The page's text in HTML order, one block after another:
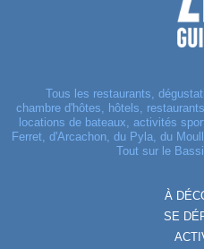
Tous les restaurants,
chambre d'hôtes, hôtels,
locations de bateaux, activités
Ferret, d'Arcachon, du Pyla, du
Tout sur le
À
SE